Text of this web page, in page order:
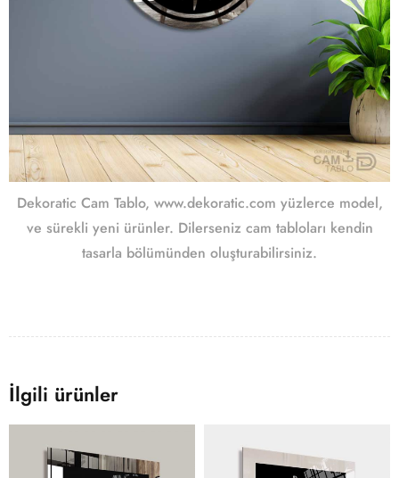
Dekoratic Cam Tablo, www.dekoratic.com yüzlerce model,
ve sürekli yeni ürünler. Dilerseniz cam tabloları kendin
tasarla bölümünden oluşturabilirsiniz.
İlgili ürünler